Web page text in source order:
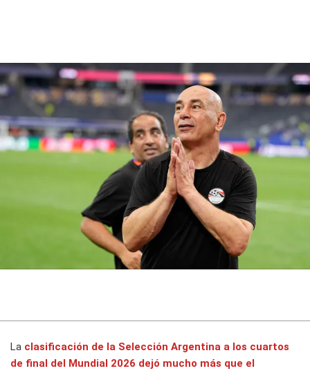
La clasificación de la Selección Argentina a los cuartos
de final del Mundial 2026 dejó mucho más que el